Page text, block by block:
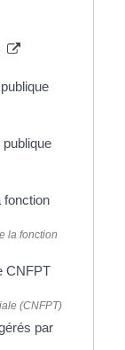
fonction
la fonction
CNFPT
(CNFPT)
par